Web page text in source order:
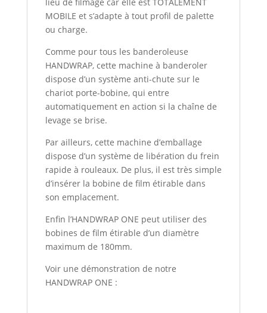
lieu de filmage car elle est TOTALEMENT
MOBILE et s’adapte à tout profil de palette
ou charge.
Comme pour tous les banderoleuse
HANDWRAP, cette machine à banderoler
dispose d’un système anti-chute sur le
chariot porte-bobine, qui entre
automatiquement en action si la chaîne de
levage se brise.
Par ailleurs, cette machine d’emballage
dispose d’un système de libération du frein
rapide à rouleaux. De plus, il est très simple
d’insérer la bobine de film étirable dans
son emplacement.
Enfin l’HANDWRAP ONE peut utiliser des
bobines de film étirable d’un diamètre
maximum de 180mm.
Voir une démonstration de notre
HANDWRAP ONE :